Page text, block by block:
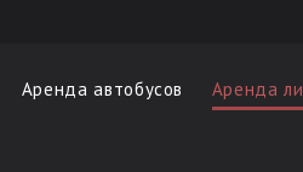
Аренда автобусов Аренда